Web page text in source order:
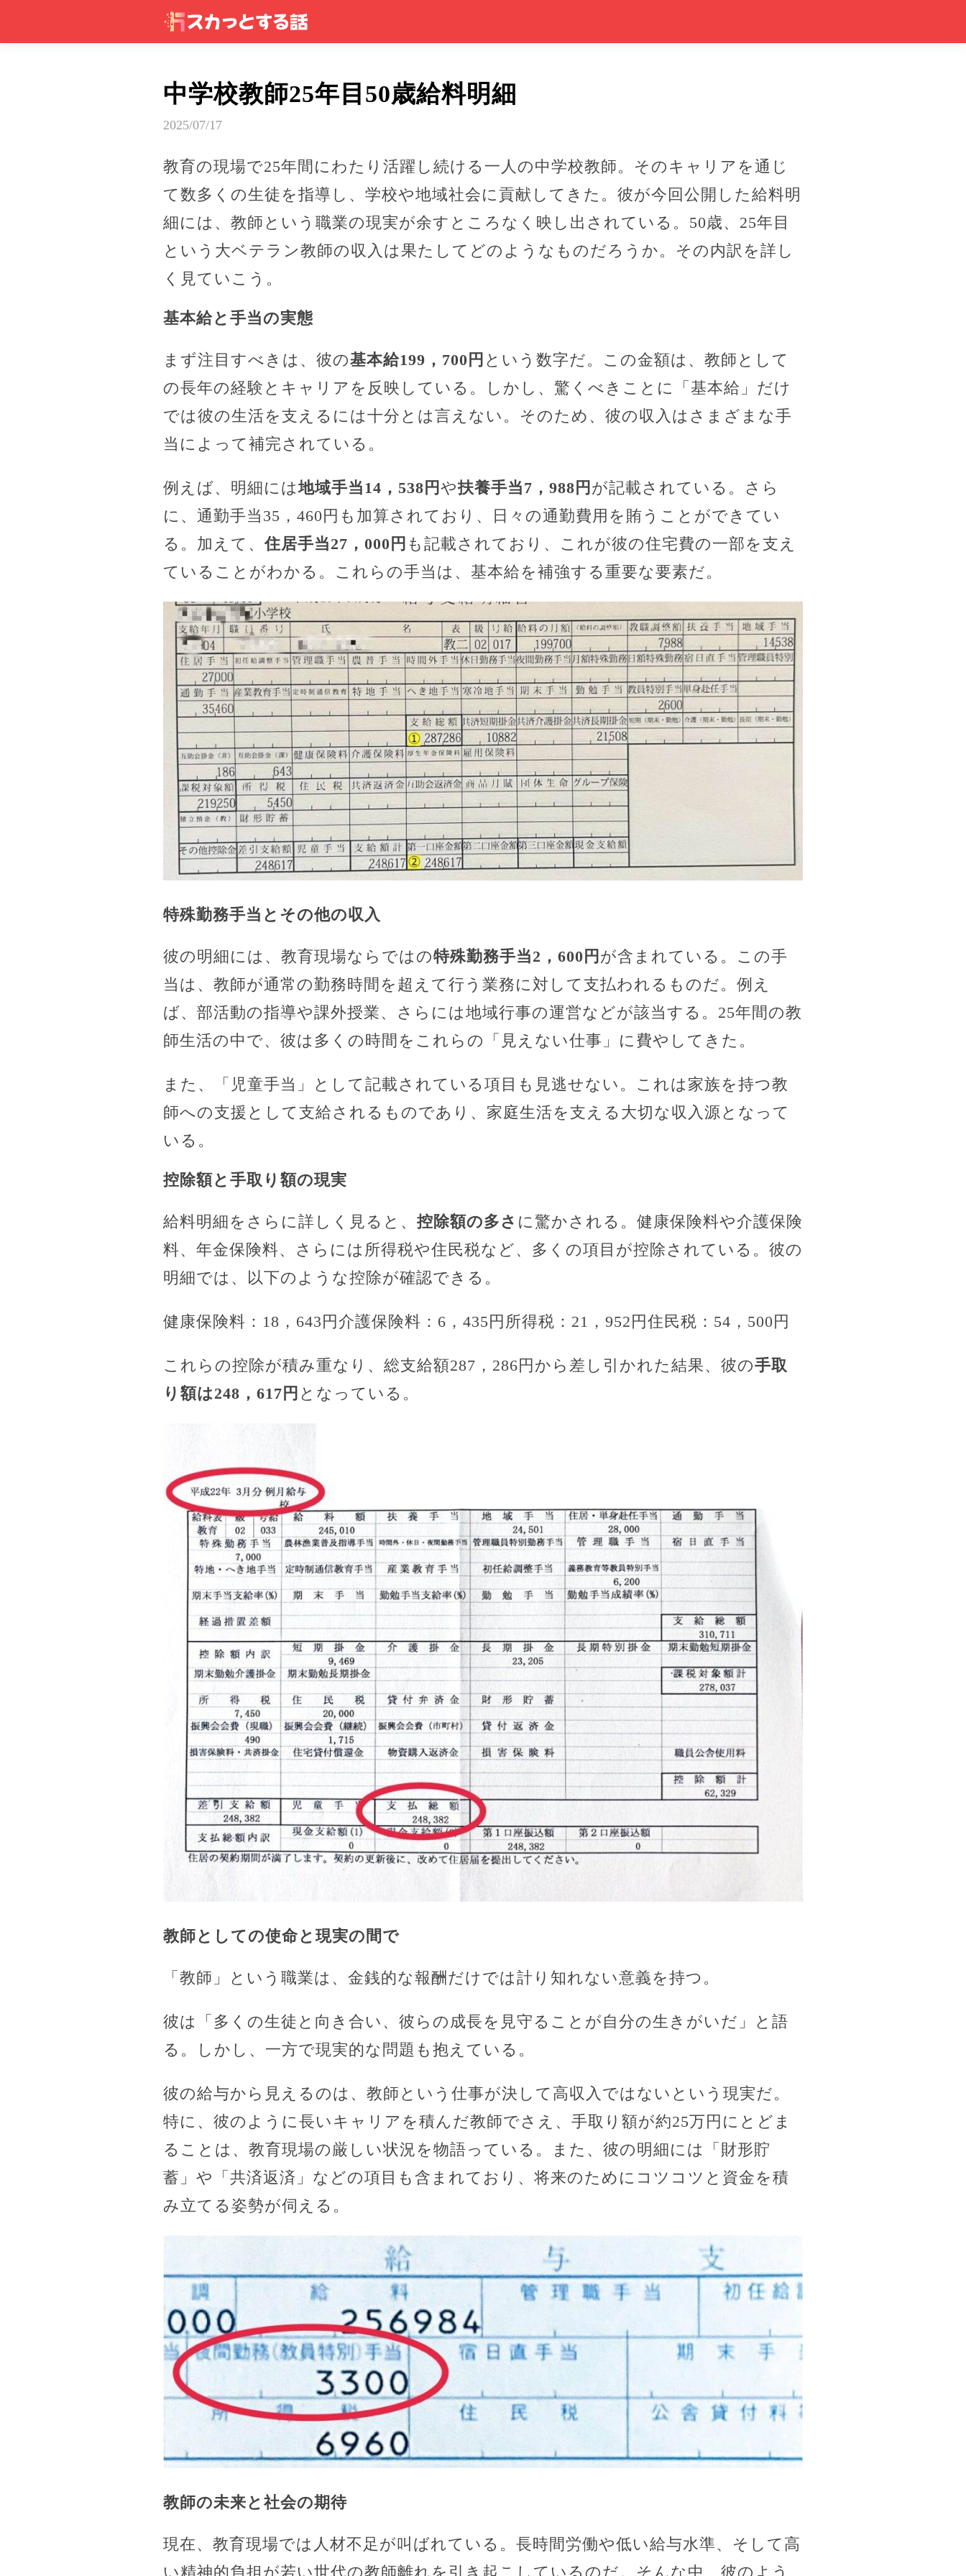
中学校教師25年目50歳給料明細
2025/07/17
教育の現場で25年間にわたり活躍し続ける一人の中学校教師。そのキャリアを通じ
て数多くの生徒を指導し、学校や地域社会に貢献してきた。彼が今回公開した給料明
細には、教師という職業の現実が余すところなく映し出されている。50歳、25年目
という大ベテラン教師の収入は果たしてどのようなものだろうか。その内訳を詳し
く見ていこう。
基本給と手当の実態
まず注目すべきは、彼の基本給199，700円 という数字だ。この金額は、教師として
の長年の経験とキャリアを反映している。しかし、驚くべきことに「基本給」だけ
では彼の生活を支えるには十分とは言えない。そのため、彼の収入はさまざまな手
当によって補完されている。
例えば、明細には地域手当14，538円 や扶養手当7，988円 が記載されている。さら
に、通勤手当35，460円も加算されており、日々の通勤費用を賄うことができてい
る。加えて、住居手当27，000円 も記載されており、これが彼の住宅費の一部を支え
ていることがわかる。これらの手当は、基本給を補強する重要な要素だ。
特殊勤務手当とその他の収入
彼の明細には、教育現場ならではの特殊勤務手当2，600円 が含まれている。この手
当は、教師が通常の勤務時間を超えて行う業務に対して支払われるものだ。例え
ば、部活動の指導や課外授業、さらには地域行事の運営などが該当する。25年間の教
師生活の中で、彼は多くの時間をこれらの「見えない仕事」に費やしてきた。
また、「児童手当」として記載されている項目も見逃せない。これは家族を持つ教
師への支援として支給されるものであり、家庭生活を支える大切な収入源となって
いる。
控除額と手取り額の現実
給料明細をさらに詳しく見ると、 控除額の多さ に驚かされる。健康保険料や介護保険
料、年金保険料、さらには所得税や住民税など、多くの項目が控除されている。彼の
明細では、以下のような控除が確認できる。
健康保険料：18，643円介護保険料：6，435円所得税：21，952円住民税：54，500円
これらの控除が積み重なり、総支給額287，286円から差し引かれた結果、彼の手取
り額は248，617円 となっている。
教師としての使命と現実の間で
「教師」という職業は、金銭的な報酬だけでは計り知れない意義を持つ。
彼は「多くの生徒と向き合い、彼らの成長を見守ることが自分の生きがいだ」と語
る。しかし、一方で現実的な問題も抱えている。
彼の給与から見えるのは、教師という仕事が決して高収入ではないという現実だ。
特に、彼のように長いキャリアを積んだ教師でさえ、手取り額が約25万円にとどま
ることは、教育現場の厳しい状況を物語っている。また、彼の明細には「財形貯
蓄」や「共済返済」などの項目も含まれており、将来のためにコツコツと資金を積
み立てる姿勢が伺える。
教師の未来と社会の期待
現在、教育現場では人材不足が叫ばれている。長時間労働や低い給与水準、そして高
い精神的負担が若い世代の教師離れを引き起こしているのだ。そんな中、彼のよう